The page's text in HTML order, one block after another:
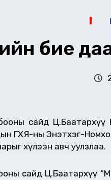
бие
сайд Ц.Баатархүү
ны Энэтхэг-Номхон
хүлээн авч уулзлаа.
сайд Ц.Баатархүү